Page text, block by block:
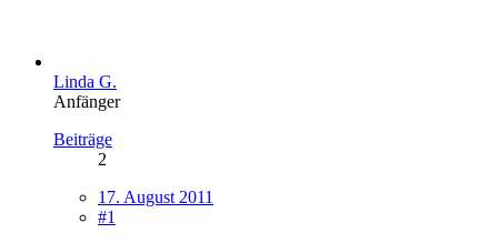
Linda G.
Anfänger
Beiträge
2
17. August 2011
#1